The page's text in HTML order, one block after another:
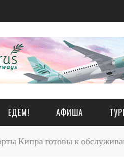
ЕДЕМ! АФИША
Кипра готовы к